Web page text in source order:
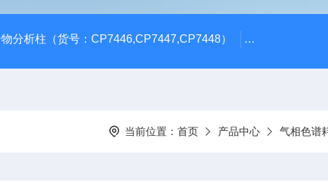
分析柱（货号：CP7446,CP7447,CP7448） 岛津GL
当前位置： 首页 产品中心 气相色谱